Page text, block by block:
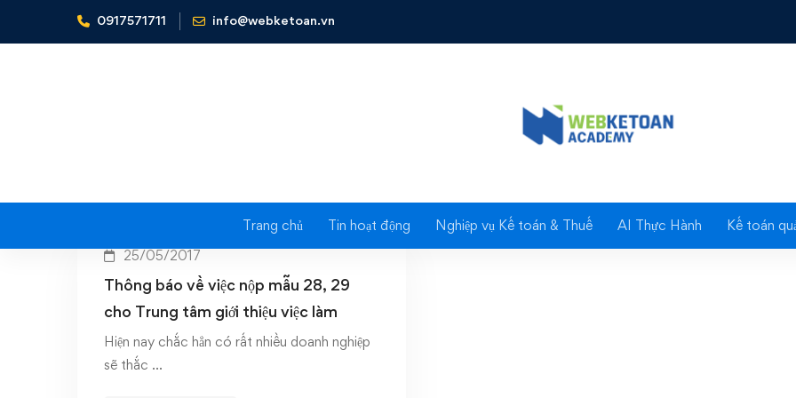
0917571711 info@webketoan.vn
Trang chủ Tin hoạt động Nghiệp vụ Kế toán & Thuế AI Thực Hành Kế toán
Home 29 cho Trung tâm giới thiệu việc làm
25/05/2017
Thông báo về việc nộp mẫu 28, 29
cho Trung tâm giới thiệu việc làm
Hiện nay chắc hẳn có rất nhiều doanh nghiệp
sẽ thắc …